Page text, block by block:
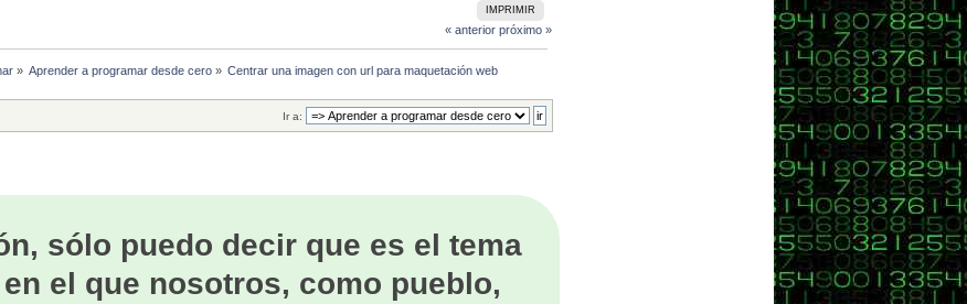
IMPRIMIR
« anterior próximo »
» Aprender a programar desde cero» Centrar una imagen con url para maquetación web
Ir a:
sólo puedo decir que es el tema
el que nosotros, como pueblo,